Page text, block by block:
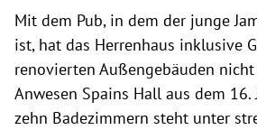
Mit dem Pub, in dem der junge
ist, hat das Herrenhaus inklusive
renovierten Außengebäuden
Anwesen Spains Hall aus dem
zehn Badezimmern steht unter